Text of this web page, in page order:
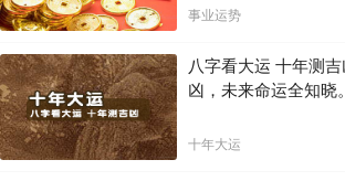
局！！
事业运势
八字看大运 十年测
凶，未来命运全知晓。
十年大运